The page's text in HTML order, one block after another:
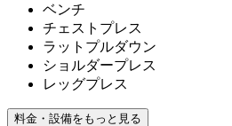
ベンチ
チェストプレス
ラットプルダウン
ショルダープレス
レッグプレス
料金・設備をもっと見る